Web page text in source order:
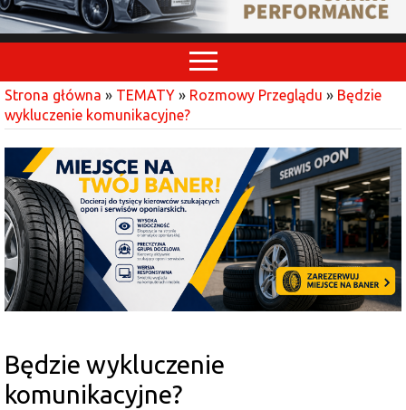
Strona główna » TEMATY » Rozmowy Przeglądu » Będzie
wykluczenie komunikacyjne?
Będzie wykluczenie
komunikacyjne?